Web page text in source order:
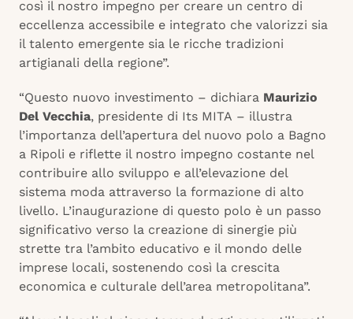
così il nostro impegno per creare un centro di
eccellenza accessibile e integrato che valorizzi sia
il talento emergente sia le ricche tradizioni
artigianali della regione”.
“Questo nuovo investimento – dichiara Maurizio
Del Vecchia, presidente di Its MITA – illustra
l’importanza dell’apertura del nuovo polo a Bagno
a Ripoli e riflette il nostro impegno costante nel
contribuire allo sviluppo e all’elevazione del
sistema moda attraverso la formazione di alto
livello. L’inaugurazione di questo polo è un passo
significativo verso la creazione di sinergie più
strette tra l’ambito educativo e il mondo delle
imprese locali, sostenendo così la crescita
economica e culturale dell’area metropolitana”.